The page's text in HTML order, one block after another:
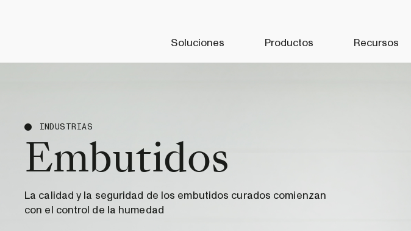
Soluciones Productos Recursos
INDUSTRIAS
Embutidos
La calidad y la seguridad de los embutidos curados comienzan
con el control de la humedad